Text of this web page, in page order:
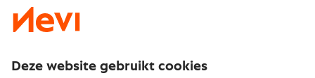
Deze website gebruikt cookies